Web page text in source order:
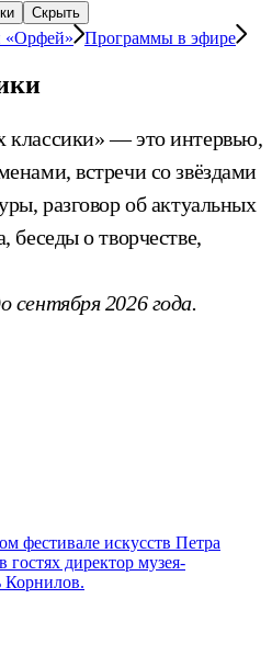
Скрыть
«Орфей» Программы в эфире
классики» — это интервью,
встречи со звёздами
разговор об актуальных
беседы о творчестве,
сентября 2026 года.
фестивале искусств Петра
директор музея-
Корнилов.